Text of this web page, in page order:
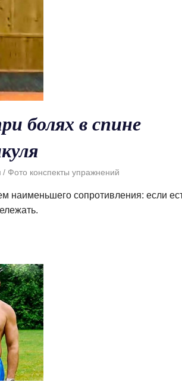
болях в спине
Фото конспекты упражнений
наименьшего сопротивления: если